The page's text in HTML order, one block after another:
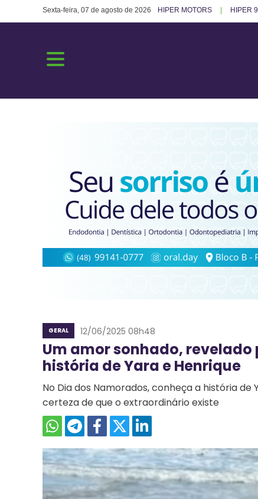
Sexta-feira, 07 de agosto de 2026 HIPER MOTORS HIPER
GERAL 12/06/2025 08h48
Um amor sonhado,
história de Yara e Henrique
No Dia dos Namorados, conheça a história
certeza de que o extraordinário existe